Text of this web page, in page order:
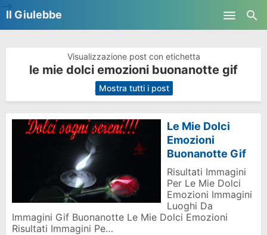
Il Giulebbe
Visualizzazione post con etichetta
le mie dolci emozioni buonanotte gif
. Mostra tutti i post
Le Mie Dolci
Emozioni
Buonanotte Gif
Risultati Immagini
Per Le Mie Dolci
Emozioni Immagini
Luoghi Da
Immagini Gif Buonanotte Le Mie Dolci Emozioni
Risultati Immagini Pe…